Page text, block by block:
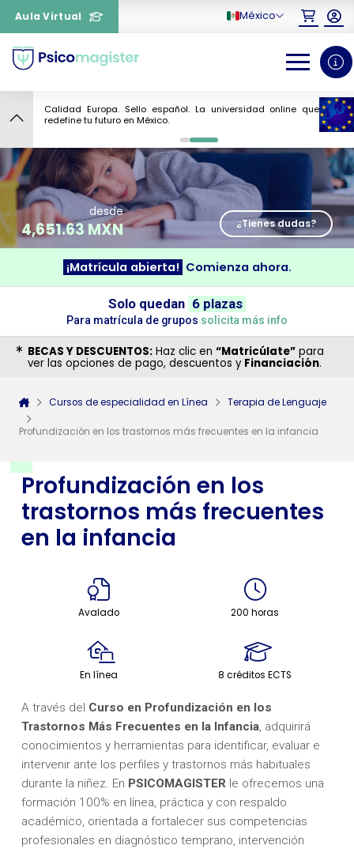
Aula Virtual México
Calidad Europa. Sello español. La universidad online que
redefine tu futuro en México.
0 1
Profundización en los
trastornos más frecuentes
en la infancia
Avalado 200 horas
En línea 8 créditos ECTS
A través del Curso en Profundización en los
Trastornos Más Frecuentes en la Infancia, adquirirá
conocimientos y herramientas para identificar, evaluar e
intervenir ante los perfiles y trastornos más habituales
durante la niñez. En PSICOMAGISTERle ofrecemos una
formación 100% en línea, práctica y con respaldo
académico, orientada a fortalecer sus competencias
profesionales en diagnóstico temprano, intervención
4
desde
4,651.63 MXN ¿Tienes dudas?
¡Matrícula abierta! Comienza ahora.
Solo quedan 6 plazas
Para matrícula de grupos solicita más info
BECAS Y DESCUENTOS: Haz clic en “Matricúlate” para
ver las opciones de pago, descuentos y Financiación.
Cursos de especialidad en Línea Terapia de Lenguaje
Profundización en los trastornos más frecuentes en la infancia
¿Necesitas más información
sobre un curso?